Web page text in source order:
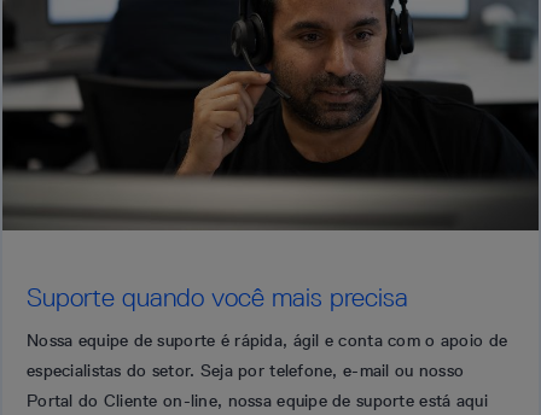
Suporte quando você mais precisa
Nossa equipe de suporte é rápida, ágil e conta com o apoio de
especialistas do setor. Seja por telefone, e-mail ou nosso
Portal do Cliente on-line, nossa equipe de suporte está aqui